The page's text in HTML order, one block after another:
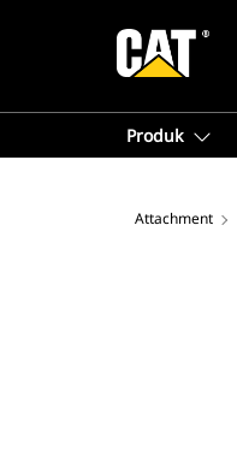
Produk
Attachment